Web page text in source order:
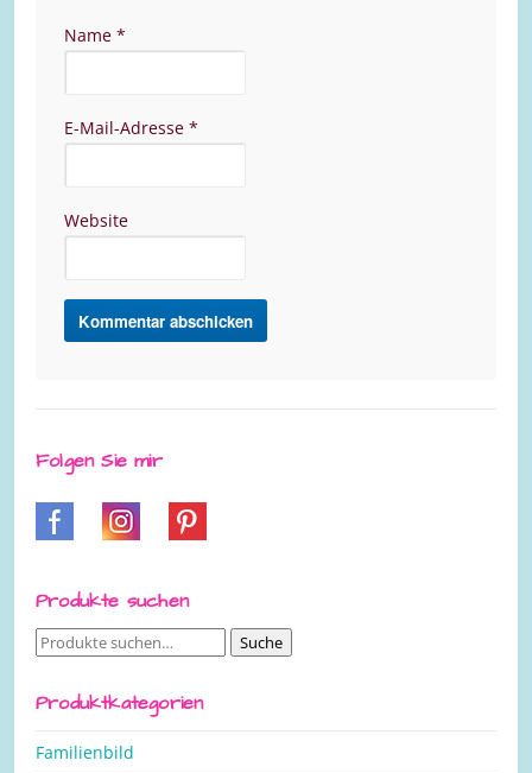
Name *
E-Mail-Adresse *
Website
Folgen Sie mir
Produkte suchen
Suche
Suche
Produktkategorien
Familienbild